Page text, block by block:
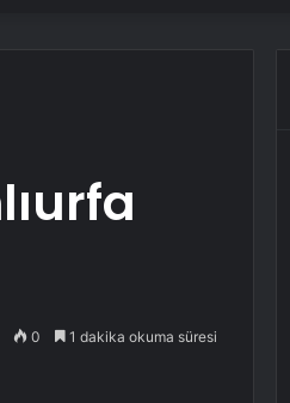
0 1 dakika okuma süresi